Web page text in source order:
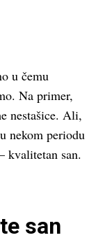
u čemu
Na primer,
nestašice. Ali,
nekom periodu
kvalitetan san.
san